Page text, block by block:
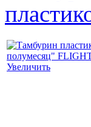
Увеличить